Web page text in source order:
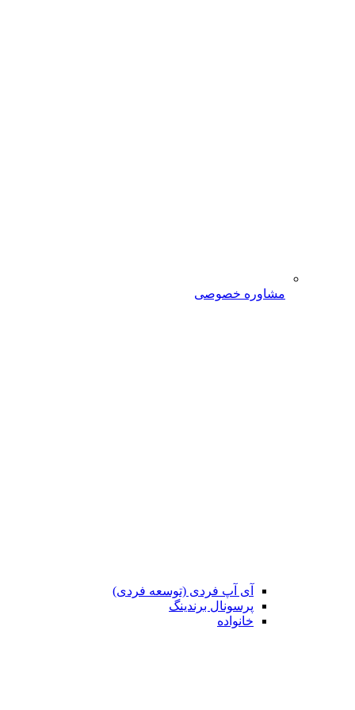
مشاوره خصوصی
آی آپ فردی (توسعه فردی)
پرسونال برندینگ
خانواده